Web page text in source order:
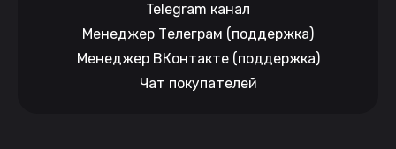
Telegram канал
Менеджер Телеграм (поддержка)
Менеджер ВКонтакте (поддержка)
Чат покупателей